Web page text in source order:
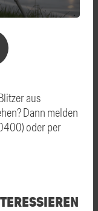
aus
Dann melden
oder per